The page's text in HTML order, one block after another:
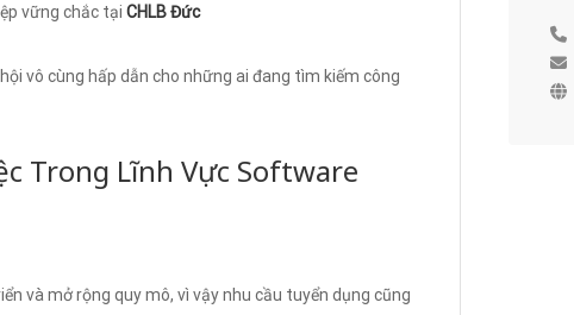
vững chắc tại CHLB Đức
vô cùng hấp dẫn cho những ai đang tìm kiếm công
Trong Lĩnh Vực Software
và mở rộng quy mô, vì vậy nhu cầu tuyển dụng cũng